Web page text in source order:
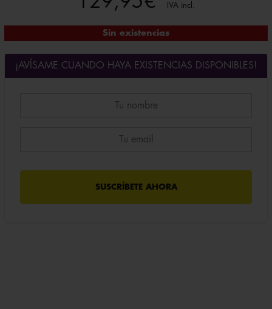
IVA incl.
Sin existencias
¡AVÍSAME CUANDO HAYA EXISTENCIAS DISPONIBLES!